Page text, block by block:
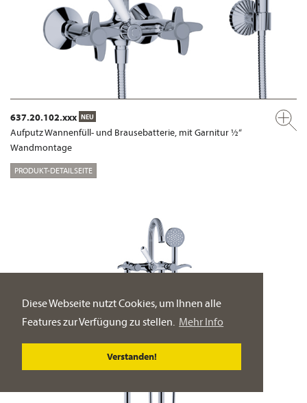
Diese Webseite nutzt Cookies, um Ihnen alle
Features zur Verfügung zu stellen. Mehr Info
Verstanden!
637.20.102.xxx NEU
Aufputz Wannenfüll- und Brausebatterie, mit Garnitur ½“
Wandmontage
PRODUKT-DETAILSEITE